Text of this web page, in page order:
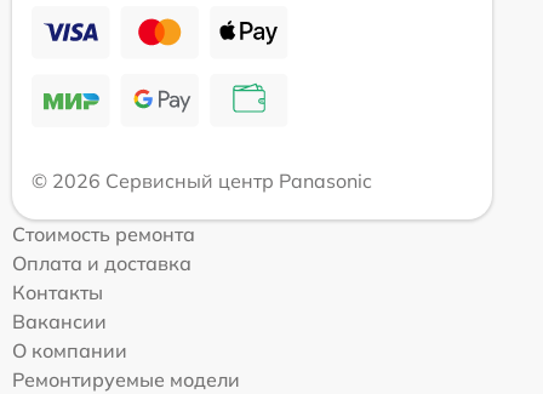
© 2026 Сервисный центр Panasonic
Стоимость ремонта
Оплата и доставка
Контакты
Вакансии
О компании
Ремонтируемые модели